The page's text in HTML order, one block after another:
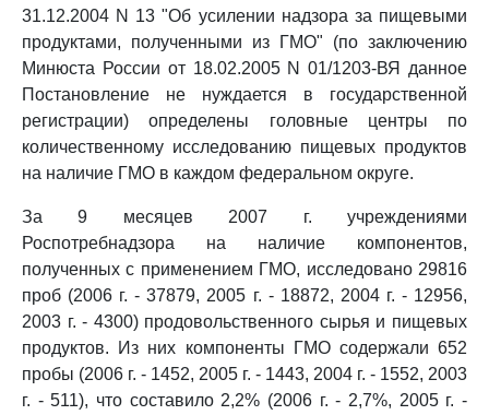
31.12.2004 N 13 "Об усилении надзора за пищевыми
продуктами, полученными из ГМО" (по заключению
Минюста России от 18.02.2005 N 01/1203-ВЯ данное
Постановление не нуждается в государственной
регистрации) определены головные центры по
количественному исследованию пищевых продуктов
на наличие ГМО в каждом федеральном округе.
За 9 месяцев 2007 г. учреждениями
Роспотребнадзора на наличие компонентов,
полученных с применением ГМО, исследовано 29816
проб (2006 г. - 37879, 2005 г. - 18872, 2004 г. - 12956,
2003 г. - 4300) продовольственного сырья и пищевых
продуктов. Из них компоненты ГМО содержали 652
пробы (2006 г. - 1452, 2005 г. - 1443, 2004 г. - 1552, 2003
г. - 511), что составило 2,2% (2006 г. - 2,7%, 2005 г. -